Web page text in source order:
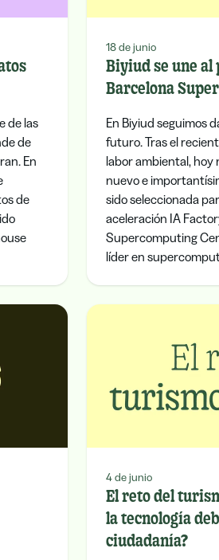
de las
de
En
de
18 de junio
Biyiud se une al
Barcelona
En Biyiud seguimos
futuro. Tras el
labor ambiental, hoy
nuevo e
sido seleccionada
aceleración IA
Supercomputing
líder en
4 de junio
El reto del
la tecnología
ciudadanía?